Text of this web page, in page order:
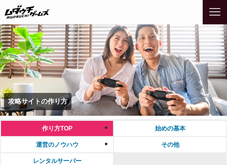
攻略サイトの作り方
作り方TOP 始めの基本
運営のノウハウ その他
レンタルサーバー